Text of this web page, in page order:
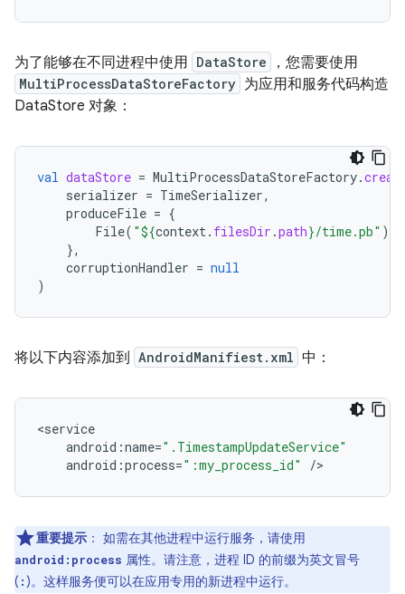
为了能够在不同进程中使用 DataStore ，您需要使用
MultiProcessDataStoreFactory 为应用和服务代码构造
DataStore 对象：
val dataStore = MultiProcessDataStoreFactory.
serializer = TimeSerializer,
produceFile = {
File( "${context. filesDir .path}/time.pb" )
},
corruptionHandler = null
)
将以下内容添加到 AndroidManifiest.xml 中：
<service
android :name=".TimestampUpdateService"
android :process=":my_process_id" /
重要提示 ： 如需在其他进程中运行服务，请使用
android:process 属性。请注意，进程 ID 的前缀为英文冒号
( : )。这样服务便可以在应用专用的新进程中运行。